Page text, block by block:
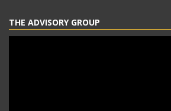
THE ADVISORY GROUP